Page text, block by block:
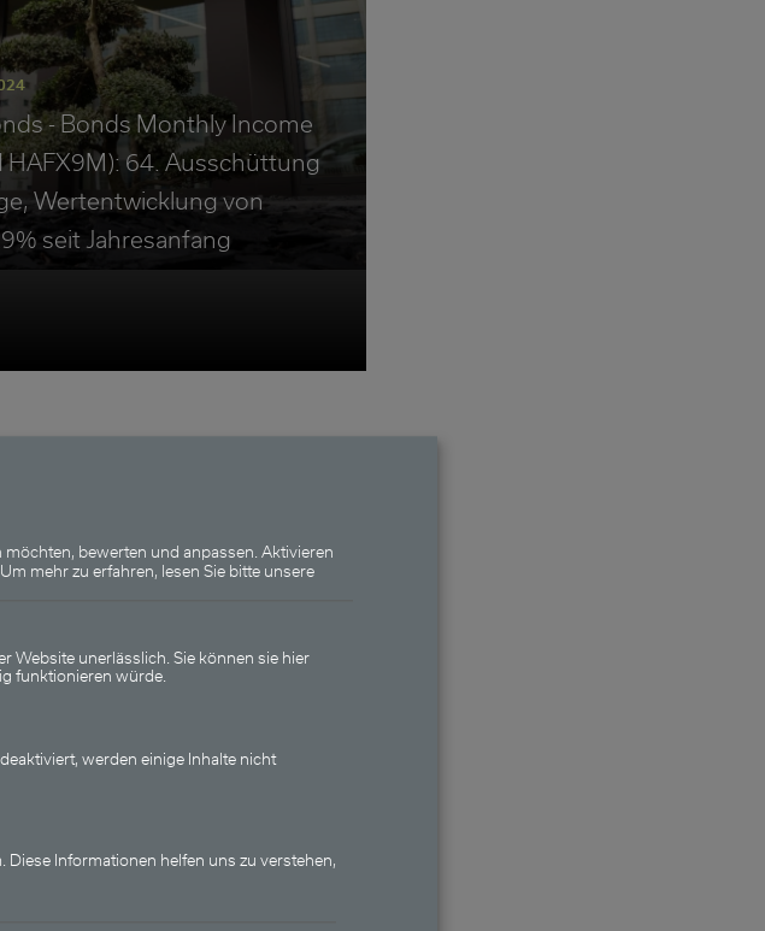
- Bonds Monthly Income
HAFX9M): 64. Ausschüttung
Wertentwicklung von
seit Jahresanfang
- Bonds Monthly Income
seit Jahresanfang
bewerten und anpassen. Aktivieren
Um mehr zu erfahren, lesen Sie bitte unsere
Website unerlässlich. Sie können sie hier
funktionieren würde.
werden einige Inhalte nicht
Informationen helfen uns zu verstehen,